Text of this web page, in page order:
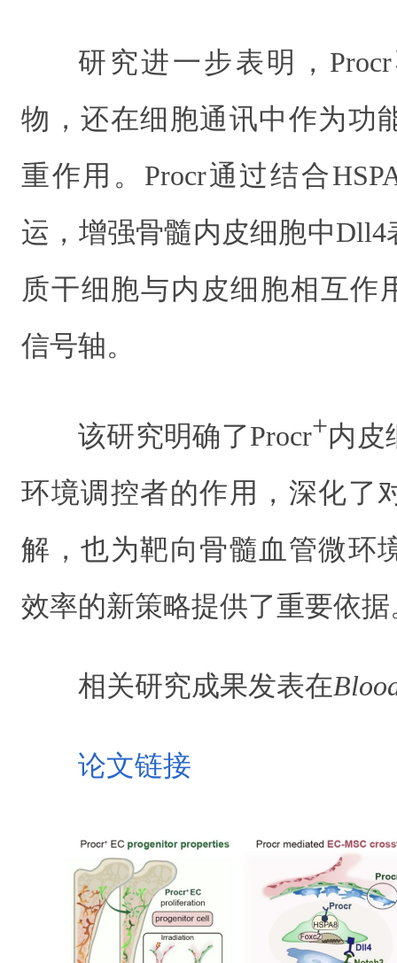
研究进一步表明，
物，还在细胞通讯中作为功
重作用。Procr通过结合
运，增强骨髓内皮细胞中
质干细胞与内皮细胞相互作
信号轴。
该研究明确了Procr+内皮
环境调控者的作用，深化了
解，也为靶向骨髓血管微环
效率的新策略提供了重要依据
相关研究成果发表在
论文链接